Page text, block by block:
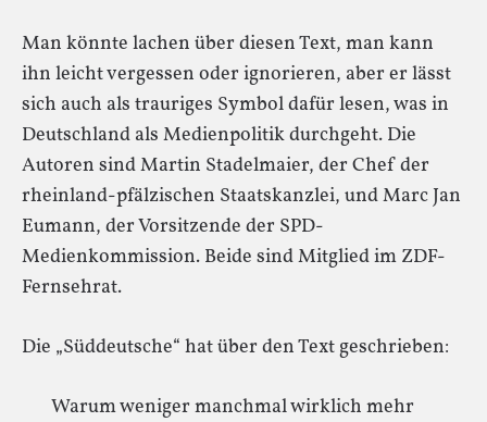
Man könnte lachen über diesen Text, man kann
ihn leicht vergessen oder ignorieren, aber er lässt
sich auch als trauriges Symbol dafür lesen, was in
Deutschland als Medienpolitik durchgeht. Die
Autoren sind Martin Stadelmaier, der Chef der
rheinland-pfälzischen Staatskanzlei, und Marc Jan
Eumann, der Vorsitzende der SPD-
Medienkommission. Beide sind Mitglied im ZDF-
Fernsehrat.
Die „Süddeutsche“ hat über den Text geschrieben:
Warum weniger manchmal wirklich mehr